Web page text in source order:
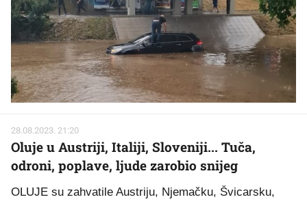
28.08.2023. 21:20
Oluje u Austriji, Italiji, Sloveniji... Tuča,
odroni, poplave, ljude zarobio snijeg
OLUJE su zahvatile Austriju, Njemačku, Švicarsku,